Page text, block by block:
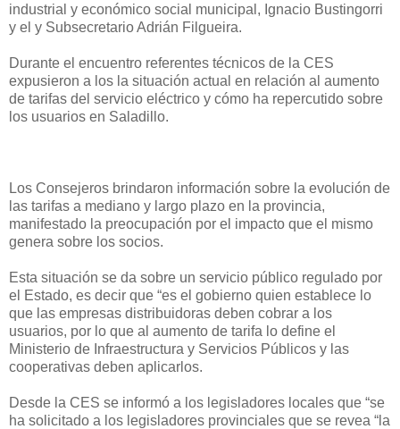
industrial y económico social municipal, Ignacio Bustingorri
y el y Subsecretario Adrián Filgueira.
Durante el encuentro referentes técnicos de la CES
expusieron a los la situación actual en relación al aumento
de tarifas del servicio eléctrico y cómo ha repercutido sobre
los usuarios en Saladillo.
Los Consejeros brindaron información sobre la evolución de
las tarifas a mediano y largo plazo en la provincia,
manifestado la preocupación por el impacto que el mismo
genera sobre los socios.
Esta situación se da sobre un servicio público regulado por
el Estado, es decir que “es el gobierno quien establece lo
que las empresas distribuidoras deben cobrar a los
usuarios, por lo que al aumento de tarifa lo define el
Ministerio de Infraestructura y Servicios Públicos y las
cooperativas deben aplicarlos.
Desde la CES se informó a los legisladores locales que “se
ha solicitado a los legisladores provinciales que se revea “la